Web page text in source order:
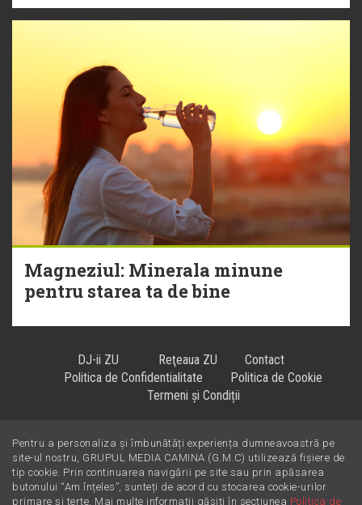
Magneziul: Minerala minune
pentru starea ta de bine
DJ-ii ZU Reţeaua ZU
Contact
Politica de Confidentialitate
Politica de Cookie
Termeni și Condiții
Hiturile se ascultă la !
Pentru a personaliza și îmbunătăți experiența dumneavoastră pe
site-ul nostru, GRUPUL MEDIA CAMINA (G.M.C) utilizează fișiere de
tip cookie. Prin continuarea navigării pe site sau prin apăsarea
butonului “Am înțeles”, sunteți de acord cu stocarea cookie-urilor
primare și terțe. Mai multe informații găsiți în secțiunea Politica de